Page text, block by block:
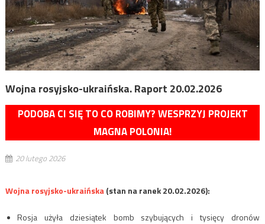
Wojna rosyjsko-ukraińska. Raport 20.02.2026
PODOBA CI SIĘ TO CO ROBIMY? WESPRZYJ PROJEKT
MAGNA POLONIA!
20 lutego 2026
Wojna rosyjsko-ukraińska(stan na ranek 20.02.2026):
Rosja użyła dziesiątek bomb szybujących i tysięcy dronów